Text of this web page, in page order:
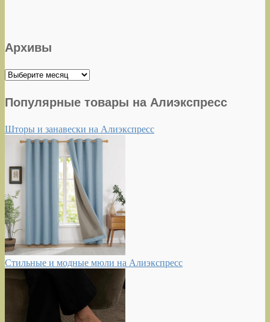
Архивы
Архивы
Популярные товары на Алиэкспресс
Шторы и занавески на Алиэкспресс
Стильные и модные мюли на Алиэкспресс